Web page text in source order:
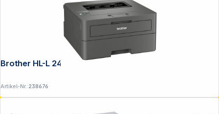
Brother HL-L 2445 DW
Artikel-Nr.:238676